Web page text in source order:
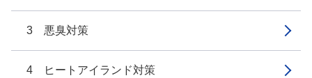
3 悪臭対策
4 ヒートアイランド対策